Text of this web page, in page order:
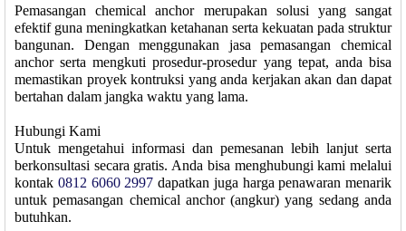
Pemasangan chemical anchor merupakan solusi yang sangat
efektif guna meningkatkan ketahanan serta kekuatan pada struktur
bangunan. Dengan menggunakan jasa pemasangan chemical
anchor serta mengkuti prosedur-prosedur yang tepat, anda bisa
memastikan proyek kontruksi yang anda kerjakan akan dan dapat
bertahan dalam jangka waktu yang lama.
Hubungi Kami
Untuk mengetahui informasi dan pemesanan lebih lanjut serta
berkonsultasi secara gratis. Anda bisa menghubungi kami melalui
kontak 0812 6060 2997 dapatkan juga harga penawaran menarik
untuk pemasangan chemical anchor (angkur) yang sedang anda
butuhkan.